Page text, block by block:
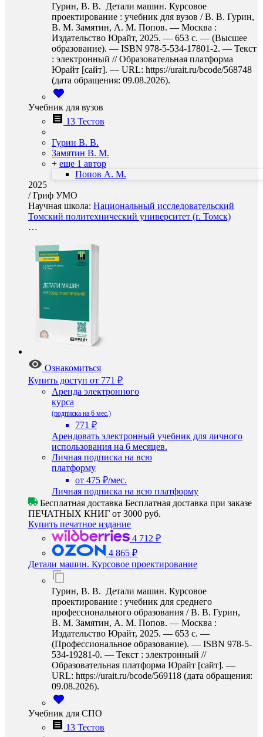
Гурин, В. В. Детали машин. Курсовое
проектирование : учебник для вузов / В. В. Гурин,
В. М. Замятин, А. М. Попов. — Москва :
Издательство Юрайт, 2025. — 653 с. — (Высшее
образование). — ISBN 978-5-534-17801-2. — Текст
: электронный // Образовательная платформа
Юрайт [сайт]. — URL: https://urait.ru/bcode/568748
(дата обращения: 09.08.2026).
Учебник для вузов
13 Тестов
Гурин В. В.
Замятин В. М.
+ еще 1 автор
Попов А. М.
2025
/Гриф УМО
Научная школа: Национальный исследовательский
Томский политехнический университет (г. Томск)
…
Ознакомиться
Купить доступ от 771 ₽
Аренда электронного
курса
(подписка на 6 мес.)
771 ₽
Арендовать электронный учебник для личного
использования на 6 месяцев.
Личная подписка на всю
платформу
от 475 ₽/мес.
Личная подписка на всю платформу
Бесплатная доставка Бесплатная доставка при заказе
ПЕЧАТНЫХ КНИГ от 3000 руб.
Купить печатное издание
4 712 ₽
4 865 ₽
Детали машин. Курсовое проектирование
Гурин, В. В. Детали машин. Курсовое
проектирование : учебник для среднего
профессионального образования / В. В. Гурин,
В. М. Замятин, А. М. Попов. — Москва :
Издательство Юрайт, 2025. — 653 с. —
(Профессиональное образование). — ISBN 978-5-
534-19281-0. — Текст : электронный //
Образовательная платформа Юрайт [сайт]. —
URL: https://urait.ru/bcode/569118 (дата обращения:
09.08.2026).
Учебник для СПО
13 Тестов